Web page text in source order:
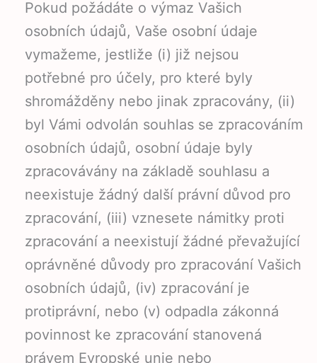
Pokud požádáte o výmaz Vašich
osobních údajů, Vaše osobní údaje
vymažeme, jestliže (i) již nejsou
potřebné pro účely, pro které byly
shromážděny nebo jinak zpracovány, (ii)
byl Vámi odvolán souhlas se zpracováním
osobních údajů, osobní údaje byly
zpracovávány na základě souhlasu a
neexistuje žádný další právní důvod pro
zpracování, (iii) vznesete námitky proti
zpracování a neexistují žádné převažující
oprávněné důvody pro zpracování Vašich
osobních údajů, (iv) zpracování je
protiprávní, nebo (v) odpadla zákonná
povinnost ke zpracování stanovená
právem Evropské unie nebo